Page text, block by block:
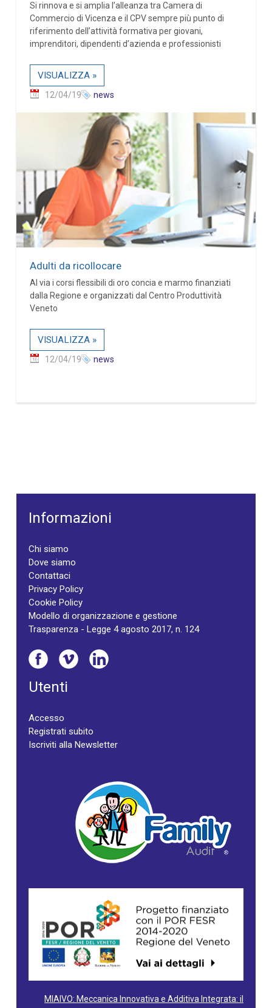
Si rinnova e si amplia l’alleanza tra Camera di
Commercio di Vicenza e il CPV sempre più punto di
riferimento dell’attività formativa per giovani,
imprenditori, dipendenti d’azienda e professionisti
VISUALIZZA »
12/04/19 news
Adulti da ricollocare
Al via i corsi flessibili di oro concia e marmo finanziati
dalla Regione e organizzati dal Centro Produttività
Veneto
VISUALIZZA »
12/04/19 news
Informazioni
Chi siamo
Dove siamo
Contattaci
Privacy Policy
Cookie Policy
Modello di organizzazione e gestione
Trasparenza - Legge 4 agosto 2017, n. 124
Utenti
Accesso
Registrati subito
Iscriviti alla Newsletter
MIAIVO: Meccanica Innovativa e Additiva Integrata: il